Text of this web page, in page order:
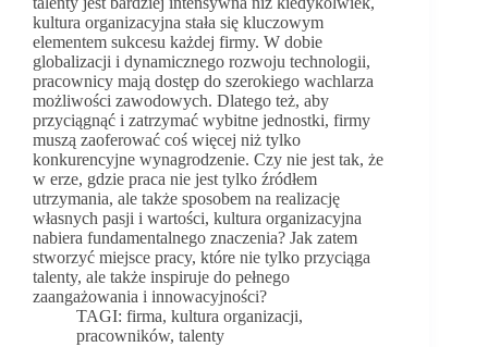
kultura organizacyjna stała się kluczowym
elementem sukcesu każdej firmy. W dobie
globalizacji i dynamicznego rozwoju technologii,
pracownicy mają dostęp do szerokiego wachlarza
możliwości zawodowych. Dlatego też, aby
przyciągnąć i zatrzymać wybitne jednostki, firmy
muszą zaoferować coś więcej niż tylko
konkurencyjne wynagrodzenie. Czy nie jest tak, że
w erze, gdzie praca nie jest tylko źródłem
utrzymania, ale także sposobem na realizację
własnych pasji i wartości, kultura organizacyjna
nabiera fundamentalnego znaczenia? Jak zatem
stworzyć miejsce pracy, które nie tylko przyciąga
talenty, ale także inspiruje do pełnego
zaangażowania i innowacyjności?
TAGI: firma,kultura organizacji,
pracowników, talenty